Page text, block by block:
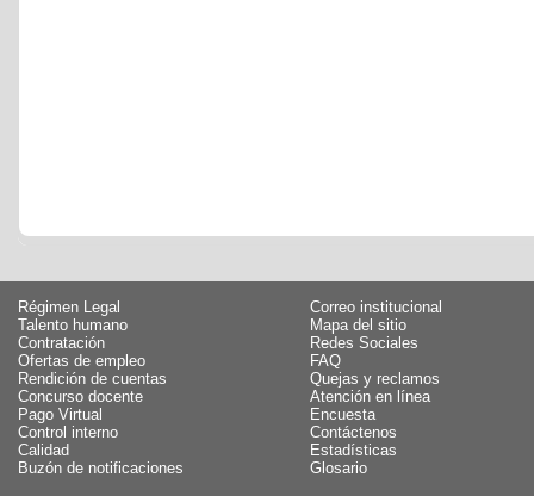
Régimen Legal
Talento humano
Contratación
Ofertas de empleo
Rendición de cuentas
Concurso docente
Pago Virtual
Control interno
Calidad
Buzón de notificaciones
Correo institucional
Mapa del sitio
Redes Sociales
FAQ
Quejas y reclamos
Atención en línea
Encuesta
Contáctenos
Estadísticas
Glosario